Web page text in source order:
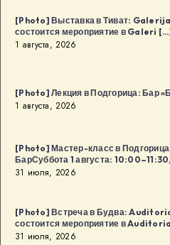
Будва
[…]
[Photo] Выставка в Тиват:
состоится мероприятие в Galeri
1 августа, 2026
[Photo] Лекция в Подгорица: Бар
1 августа, 2026
[Photo] Мастер-класс в
БарСуббота 1 августа:
31 июля, 2026
[Photo] Встреча в Будва:
состоится мероприятие в
31 июля, 2026